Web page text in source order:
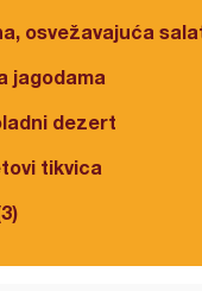
osvežavajuća
jagodama
dezert
tikvica